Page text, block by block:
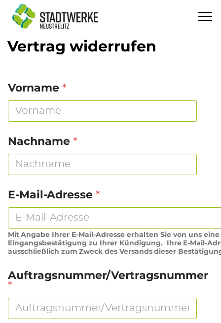
Vertrag widerrufen
Vorname *
Nachname *
*
A
f
r
a
g
n
m
e
/
V
e
r
a
g
n
E-Mail-Adresse *
Mit Angabe Ihrer E-Mail-Adresse erhalten Sie von uns eine
Eingangsbestätigung zu Ihrer Kündigung. Ihre E-Mail-
ausschließlich zum Zweck des Versands dieser
Auftragsnummer/Vertragsnummer
*